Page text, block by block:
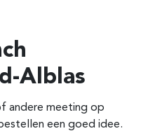
Alblas
andere meeting op
een goed idee.